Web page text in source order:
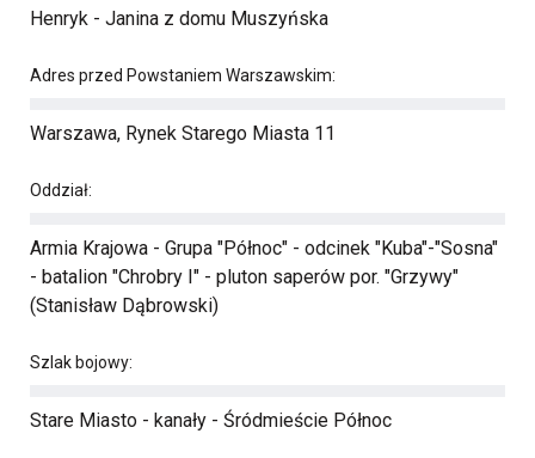
Henryk - Janina z domu Muszyńska
Adres przed Powstaniem Warszawskim:
Warszawa, Rynek Starego Miasta 11
Oddział:
Armia Krajowa - Grupa "Północ" - odcinek "Kuba"-"Sosna"
- batalion "Chrobry I" - pluton saperów por. "Grzywy"
(Stanisław Dąbrowski)
Szlak bojowy:
Stare Miasto - kanały - Śródmieście Północ